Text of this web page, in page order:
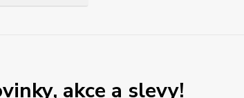
akce a slevy!